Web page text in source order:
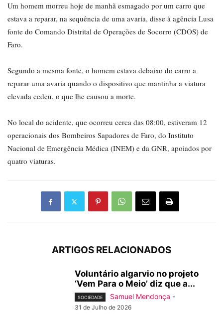
Um homem morreu hoje de manhã esmagado por um carro que
estava a reparar, na sequência de uma avaria, disse à agência Lusa
fonte do Comando Distrital de Operações de Socorro (CDOS) de
Faro.
Segundo a mesma fonte, o homem estava debaixo do carro a
reparar uma avaria quando o dispositivo que mantinha a viatura
elevada cedeu, o que lhe causou a morte.
No local do acidente, que ocorreu cerca das 08:00, estiveram 12
operacionais dos Bombeiros Sapadores de Faro, do Instituto
Nacional de Emergência Médica (INEM) e da GNR, apoiados por
quatro viaturas.
ARTIGOS RELACIONADOS
Voluntário algarvio no projeto
‘Vem Para o Meio’ diz que a...
SOCIEDADE Samuel Mendonça -
31 de Julho de 2026